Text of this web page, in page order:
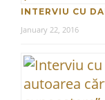
INTERVIU CU
January 22, 2016